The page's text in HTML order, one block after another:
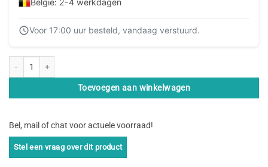
Belgie: 2-4 werkdagen
Voor 17:00 uur besteld, vandaag verstuurd.
Toevoegen aan winkelwagen
Bel, mail of chat voor actuele voorraad!